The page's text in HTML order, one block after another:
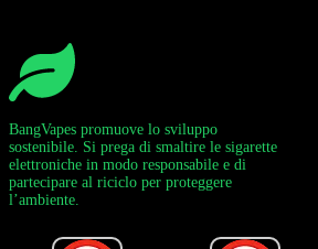
BangVapes promuove lo sviluppo
sostenibile. Si prega di smaltire le sigarette
elettroniche in modo responsabile e di
partecipare al riciclo per proteggere
l’ambiente.